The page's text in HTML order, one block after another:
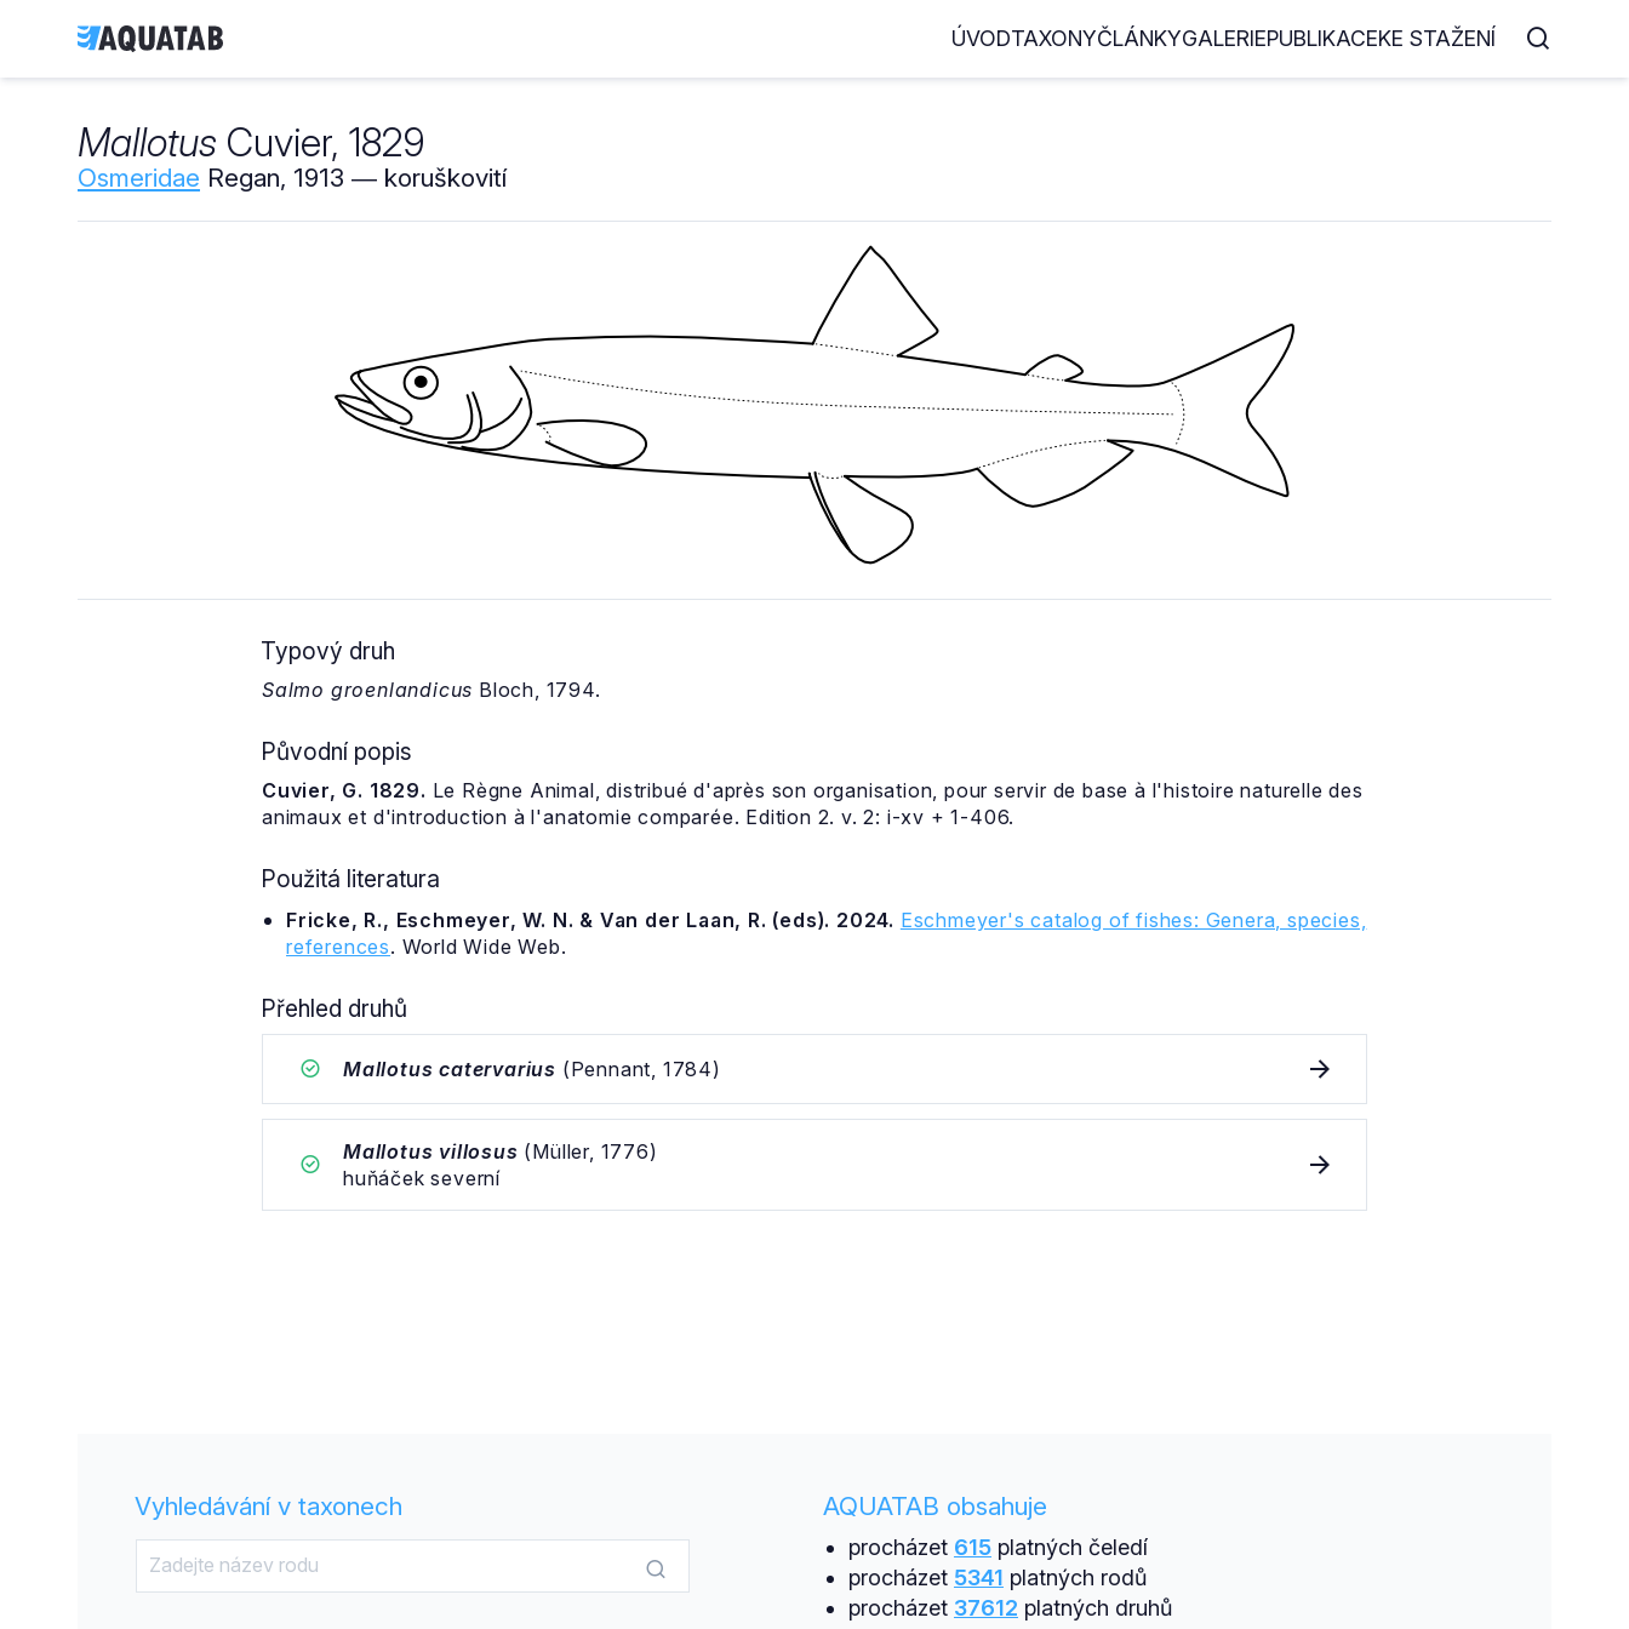
ÚVODTAXONYČLÁNKYGALERIEPUBLIKACEKE STAŽENÍ
Mallotus Cuvier, 1829
Osmeridae Regan, 1913 ― koruškovití
Typový druh
Salmo groenlandicus Bloch, 1794.
Původní popis
Cuvier, G. 1829. Le Règne Animal, distribué d'après son organisation, pour servir de base à l'histoire naturelle des
animaux et d'introduction à l'anatomie comparée. Edition 2. v. 2: i-xv + 1-406.
Použitá literatura
Fricke, R., Eschmeyer, W. N. & Van der Laan, R. (eds). 2024. Eschmeyer's catalog of fishes: Genera, species,
references. World Wide Web.
Přehled druhů
Mallotus catervarius (Pennant, 1784)
Mallotus villosus (Müller, 1776)
huňáček severní
Vyhledávání v taxonech AQUATAB obsahuje
procházet 615platných čeledí
procházet 5341 platných rodů
procházet 37612 platných druhů